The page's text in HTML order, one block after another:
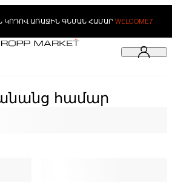
ԿՈԴՈՎ ԱՌԱՋԻՆ ԳՆՄԱՆ ՀԱՄԱՐ WELCOME7
համար